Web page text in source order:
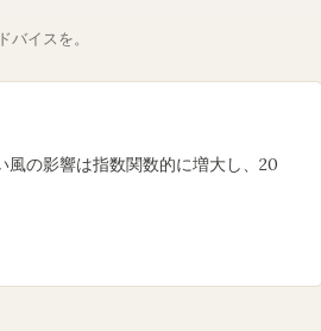
バイスを。
の影響は指数関数的に増大し、20